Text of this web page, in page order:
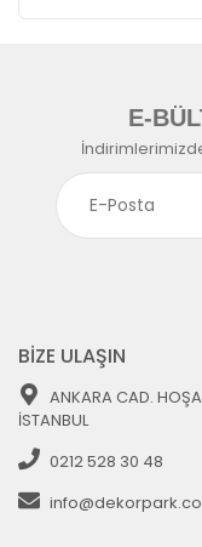
E-
BİZE ULAŞIN
ANKARA CAD.
İSTANBUL
0212 528 30 48